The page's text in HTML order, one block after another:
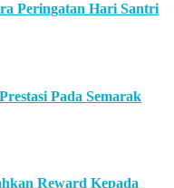
Peringatan Hari Santri
Pada Semarak
Reward Kepada